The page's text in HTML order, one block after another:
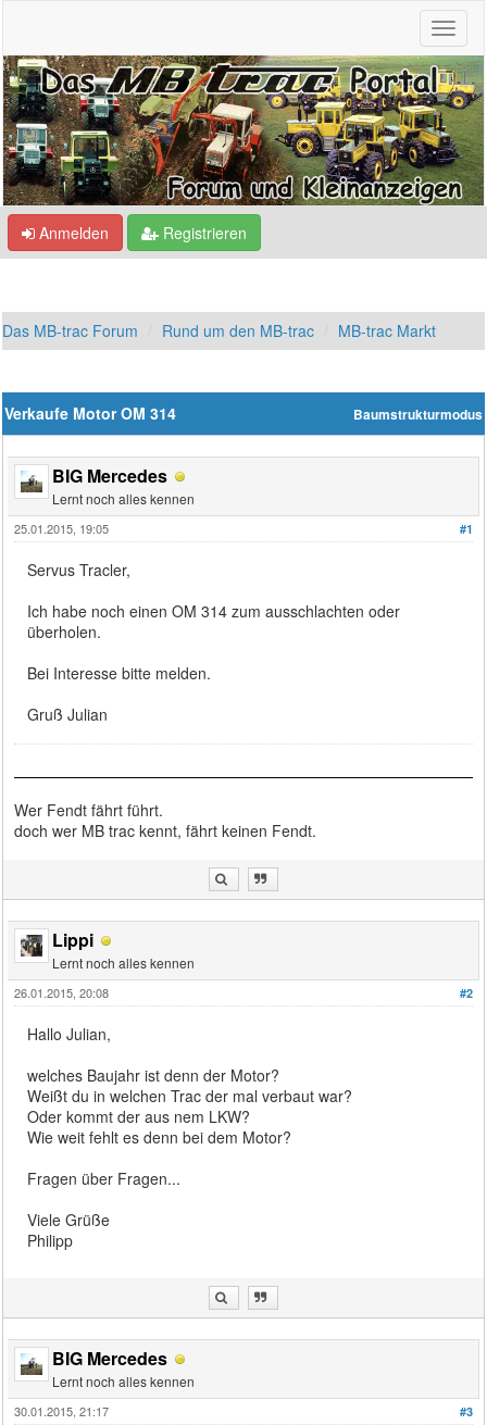
Anmelden Registrieren
Das MB-trac Forum Rund um den MB-trac MB-trac Markt
Baumstrukturmodus
Verkaufe Motor OM 314
BIG Mercedes
Lernt noch alles kennen
#1
25.01.2015, 19:05
Servus Tracler,
Ich habe noch einen OM 314 zum ausschlachten oder
überholen.
Bei Interesse bitte melden.
Gruß Julian
Wer Fendt fährt führt.
doch wer MB trac kennt, fährt keinen Fendt.
Lippi
Lernt noch alles kennen
#2
26.01.2015, 20:08
Hallo Julian,
welches Baujahr ist denn der Motor?
Weißt du in welchen Trac der mal verbaut war?
Oder kommt der aus nem LKW?
Wie weit fehlt es denn bei dem Motor?
Fragen über Fragen...
Viele Grüße
Philipp
BIG Mercedes
Lernt noch alles kennen
#3
30.01.2015, 21:17